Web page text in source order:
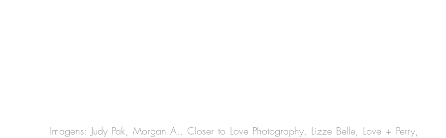
Imagens: Judy Pak, Morgan A., Closer to Love Photography, Lizze Belle, Love + Perry,